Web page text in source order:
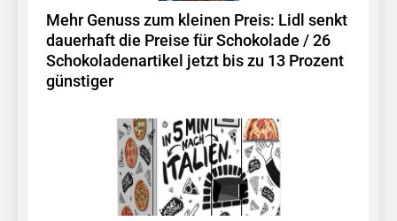
Mehr Genuss zum kleinen Preis: Lidl senkt
dauerhaft die Preise für Schokolade / 26
Schokoladenartikel jetzt bis zu 13 Prozent
günstiger